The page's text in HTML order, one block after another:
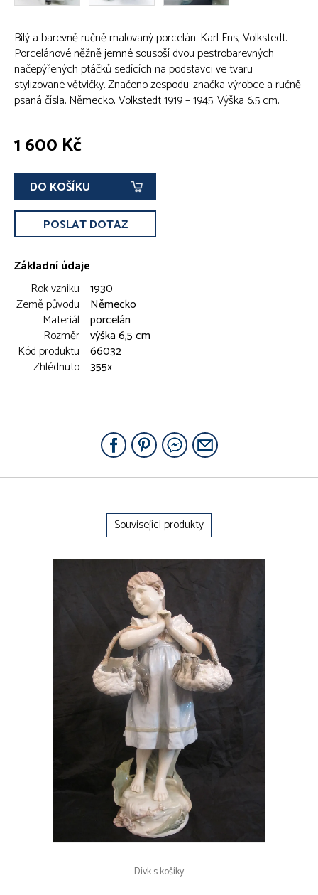
Bílý a barevně ručně malovaný porcelán. Karl Ens, Volkstedt.
Porcelánové něžně jemné sousoší dvou pestrobarevných
načepýřených ptáčků sedících na podstavci ve tvaru
stylizované větvičky. Značeno zespodu: značka výrobce a ručně
psaná čísla. Německo, Volkstedt 1919 – 1945. Výška 6,5 cm.
1 600 Kč
DO KOŠÍKU
POSLAT DOTAZ
Základní údaje
Rok vzniku 1930
Země původu
Německo
Materiál porcelán
Rozměr výška 6,5 cm
Kód produktu 66032
Zhlédnuto 355x
Související produkty
Dívk s košíky